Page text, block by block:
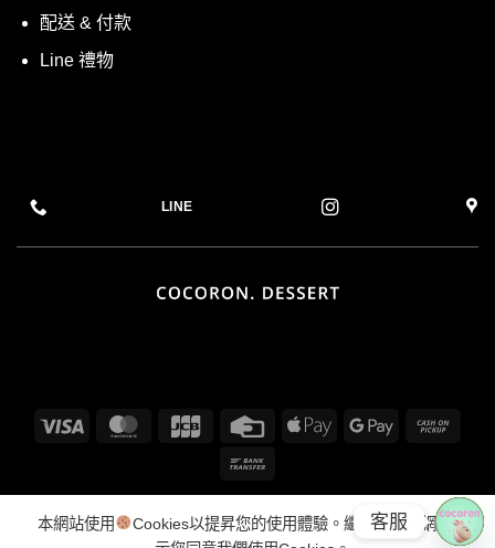
配送 & 付款
Line 禮物
LINE
Visa MasterCardJCB
Credit
Apple
Google
LINE@ 文字客服
馬卡龍標示
隱私權保護 & COOKIE 政策 退換貨政策
本網站使用
Cookies以提昇您的使用體驗。繼續使用本網站表
客服